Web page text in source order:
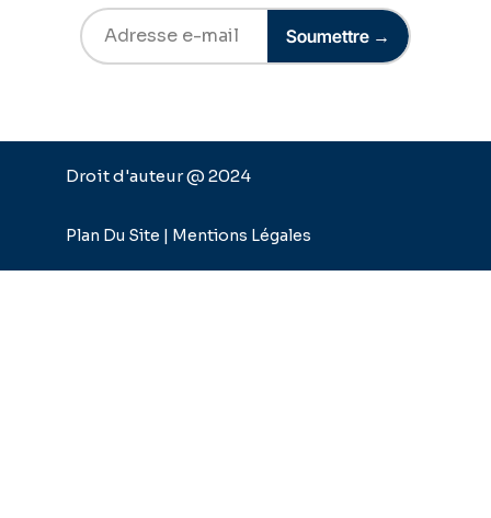
Soumettre →
Droit d'auteur @ 2024
Plan Du Site | Mentions Légales